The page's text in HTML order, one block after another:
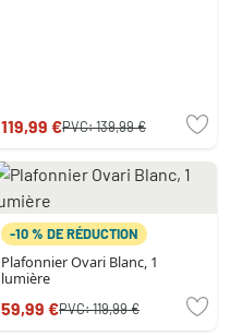
119,99 €PVC:139,99 €
-10 % DE RÉDUCTION
Plafonnier Ovari Blanc, 1
lumière
59,99 €PVC:119,99 €